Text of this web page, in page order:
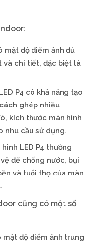
mật độ điểm ảnh đủ
và chi tiết, đặc biệt là
P4 có khả năng tạo
ghép nhiều
kích thước màn hình
nhu cầu sử dụng.
hình LED P4 thường
để chống nước, bụi
và tuổi thọ của màn
cũng có một số
mật độ điểm ảnh trung